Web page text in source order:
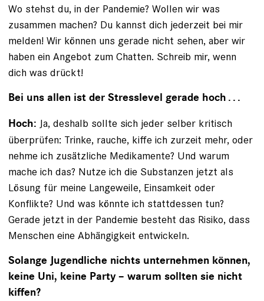
Wo stehst du, in der Pandemie? Wollen wir was
zusammen machen? Du kannst dich jederzeit bei mir
melden! Wir können uns gerade nicht sehen, aber wir
haben ein Angebot zum Chatten. Schreib mir, wenn
dich was drückt!
Bei uns allen ist der Stresslevel gerade hoch . . .
Hoch: Ja, deshalb sollte sich jeder selber kritisch
über­prüfen: Trinke, rauche, kiffe ich zurzeit mehr, oder
nehme ich zusätzliche Medikamente? Und warum
mache ich das? Nutze ich die Substanzen jetzt als
Lösung für meine Lange­weile, Einsamkeit oder
Konflikte? Und was könnte ich stattdessen tun?
Gerade jetzt in der Pandemie besteht das Risiko, dass
Menschen eine Abhängigkeit entwickeln.
Solange Jugendliche nichts unternehmen können,
­keine Uni, keine Party – warum sollten sie nicht
kiffen?